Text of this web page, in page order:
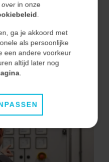
kern en zetten direct
oplossing.
in onze
.
ga je akkoord met
als persoonlijke
een andere voorkeur
altijd later nog
.